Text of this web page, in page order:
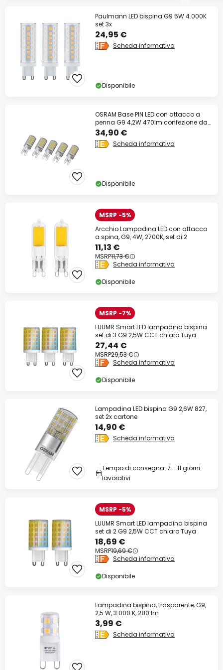
Paulmann LED bispina G9 5W 4.000K
set 3x
24,95 €
Scheda informativa
Disponibile
OSRAM Base PIN LED con attacco a
penna G9 4,2W 470lm confezione da
5
34,90 €
Scheda informativa
Disponibile
MSRP -5%
Arcchio Lampadina LED con attacco
a spina, G9, 4W, 2700K, set di 2
11,13 €
MSRP11,73 €
Scheda informativa
Disponibile
MSRP -7%
LUUMR Smart LED lampadina bispina
set di 3 G9 2,5W CCT chiaro Tuya
27,44 €
MSRP29,53 €
Scheda informativa
Disponibile
Lampadina LED bispina G9 2,6W 827,
set 2x cartone
14,90 €
Scheda informativa
Tempo di consegna: 7 - 11 giorni
lavorativi
MSRP -5%
LUUMR Smart LED lampadina bispina
set di 2 G9 2,5W CCT chiaro Tuya
18,69 €
MSRP19,69 €
Scheda informativa
Disponibile
Lampadina bispina, trasparente, G9,
2,5 W, 3.000 K, 280 lm
3,99 €
Scheda informativa